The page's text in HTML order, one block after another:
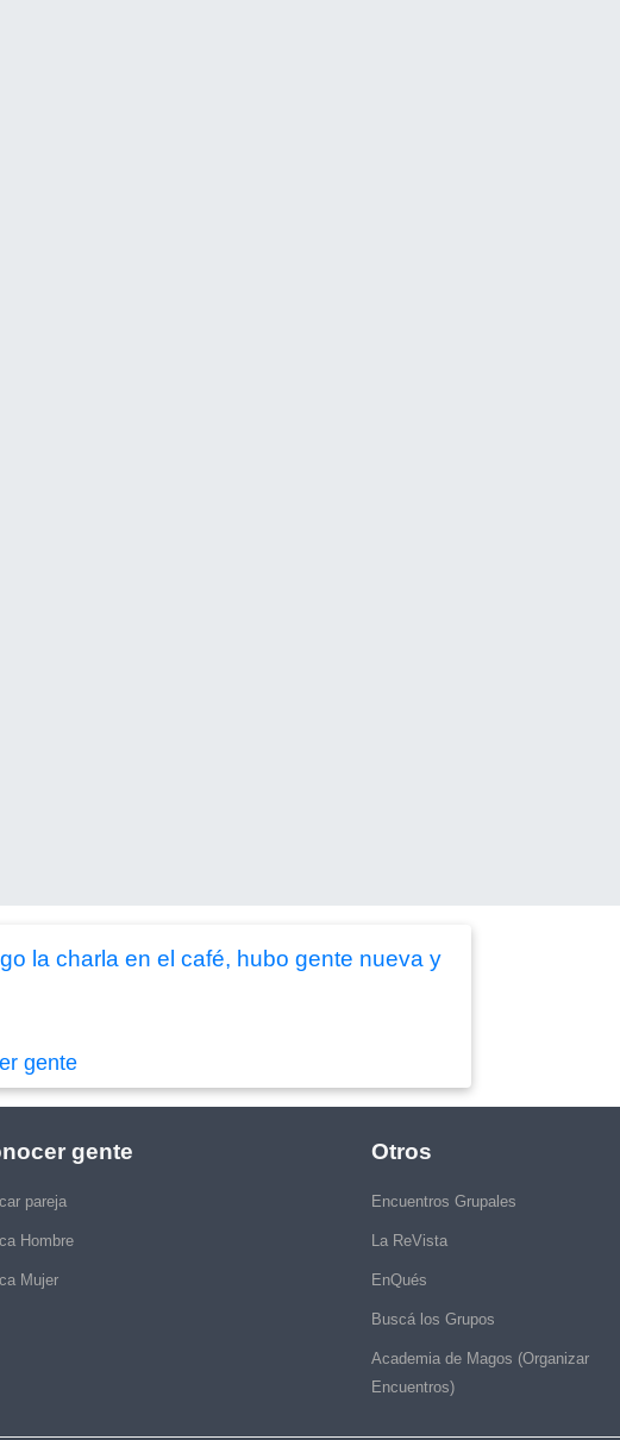
la charla en el café, hubo gente nueva y
gente
gente
pareja
Hombre
Mujer
Otros
Encuentros Grupales
La ReVista
EnQués
Buscá los Grupos
Academia de Magos (Organizar
Encuentros)